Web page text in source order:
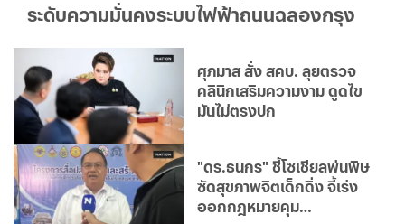
ระดับความมั่นคงระบบไฟฟ้าถนนฉลองกรุง
ศุภมาส สั่ง สคบ. ลุยตรวจ
คลินิกเสริมความงาม ดูดไข
มันไม่ตรงปก
"ดร.ธนกร" ชี้โซเชียลพ่นพิษ
ซัดสุขภาพจิตเด็กดิ่ง จี้เร่ง
ออกกฎหมายคุม